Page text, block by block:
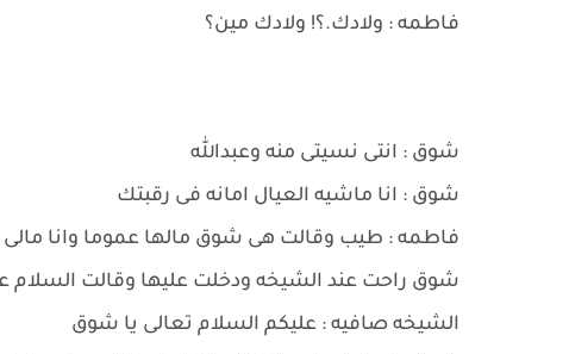
فاطمه : ولادك.؟! ولادك مين؟
شوق : انتى نسيتى منه وعبدالله
شوق : انا ماشيه العيال امانه فى رقبتك
فاطمه : طيب وقالت هى شوق مالها عموما وانا
شوق راحت عند الشيخه ودخلت عليها وقالت السلام
الشيخه صافيه : عليكم السلام تعالى يا شوق